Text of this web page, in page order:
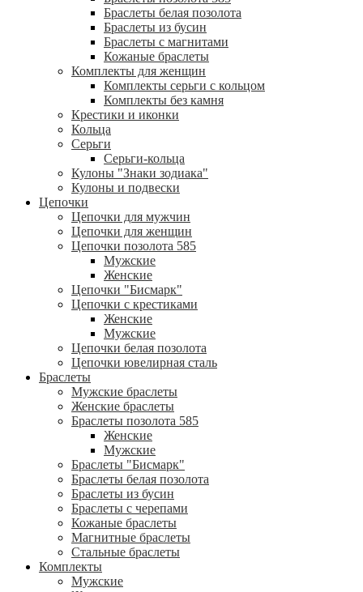
Браслеты белая позолота
Браслеты из бусин
Браслеты с магнитами
Кожаные браслеты
Комплекты для женщин
Комплекты серьги с кольцом
Комплекты без камня
Крестики и иконки
Кольца
Серьги
Серьги-кольца
Кулоны "Знаки зодиака"
Кулоны и подвески
Цепочки
Цепочки для мужчин
Цепочки для женщин
Цепочки позолота 585
Мужские
Женские
Цепочки "Бисмарк"
Цепочки с крестиками
Женские
Мужские
Цепочки белая позолота
Цепочки ювелирная сталь
Браслеты
Мужские браслеты
Женские браслеты
Браслеты позолота 585
Женские
Мужские
Браслеты "Бисмарк"
Браслеты белая позолота
Браслеты из бусин
Браслеты с черепами
Кожаные браслеты
Магнитные браслеты
Стальные браслеты
Комплекты
Мужские